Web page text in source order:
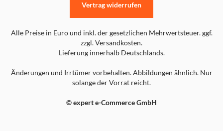
Alle Preise in Euro und inkl. der gesetzlichen Mehrwertsteuer. ggf.
zzgl. Versandkosten.
Lieferung innerhalb Deutschlands.
Änderungen und Irrtümer vorbehalten. Abbildungen ähnlich. Nur
solange der Vorrat reicht.
© expert e-Commerce GmbH
Vertrag widerrufen